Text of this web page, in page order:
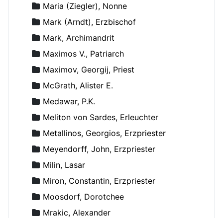
Maria (Ziegler), Nonne
Mark (Arndt), Erzbischof
Mark, Archimandrit
Maximos V., Patriarch
Maximov, Georgij, Priest
McGrath, Alister E.
Medawar, P.K.
Meliton von Sardes, Erleuchter
Metallinos, Georgios, Erzpriester
Meyendorff, John, Erzpriester
Milin, Lasar
Miron, Constantin, Erzpriester
Moosdorf, Dorotchee
Mrakic, Alexander